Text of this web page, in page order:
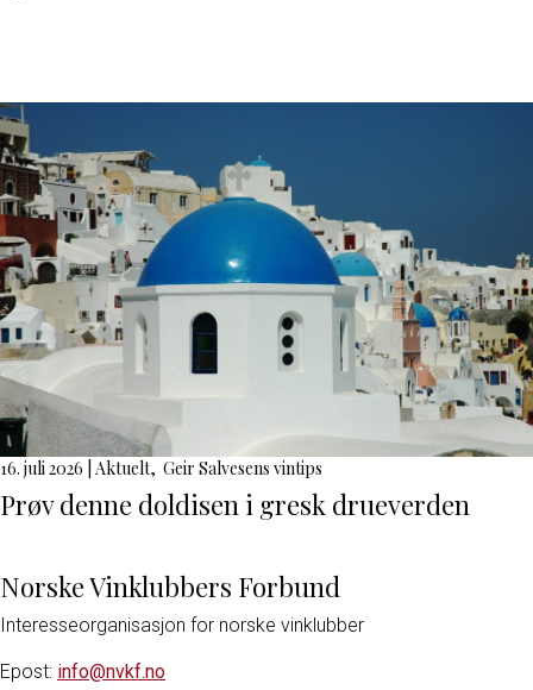
16. juli 2026 Aktuelt, Geir Salvesens vintips
Prøv denne doldisen i gresk drueverden
Norske Vinklubbers Forbund
Interesseorganisasjon for norske vinklubber
Epost: info@nvkf.no